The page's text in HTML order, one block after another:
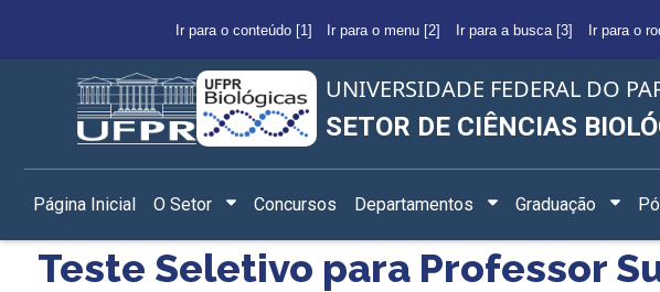
Ir para o conteúdo [1] Ir para o menu [2] Ir para a busca [3] Ir para o
UNIVERSIDADE FEDERAL DO
SETOR DE CIÊNCIAS
Página Inicial O Setor Concursos Departamentos Graduação
Teste Seletivo para Professor